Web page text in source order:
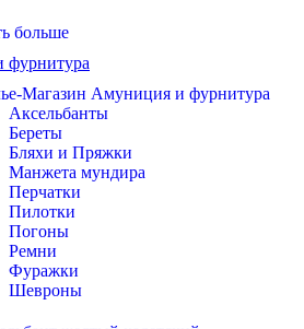
больше
Магазин Амуниция и фурнитура
Аксельбанты
Береты
Бляхи и Пряжки
Манжета мундира
Перчатки
Пилотки
Погоны
Ремни
Фуражки
Шевроны